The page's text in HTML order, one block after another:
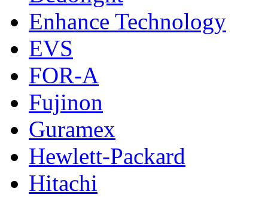
Enhance Technology
EVS
FOR-A
Fujinon
Guramex
Hewlett-Packard
Hitachi